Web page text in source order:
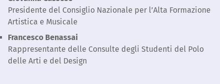
Presidente del Consiglio Nazionale per l’Alta Formazione
Artistica e Musicale
Francesco Benassai
Rappresentante delle Consulte degli Studenti del Polo
delle Arti e del Design